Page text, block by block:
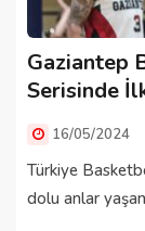
Gaziantep
Serisinde
16/05/2024
Türkiye
dolu anlar